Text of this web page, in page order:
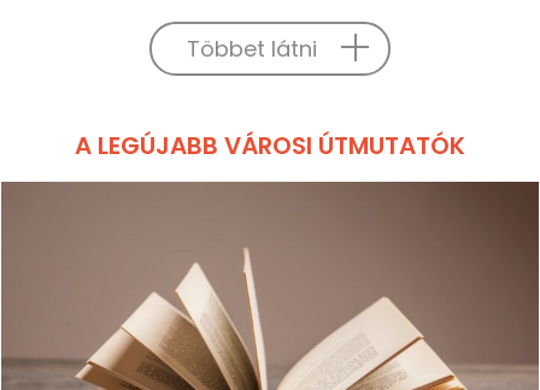
Többet látni
A LEGÚJABB VÁROSI ÚTMUTATÓK